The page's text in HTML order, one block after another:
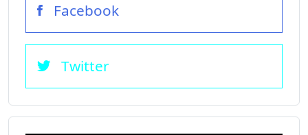
Facebook
Twitter